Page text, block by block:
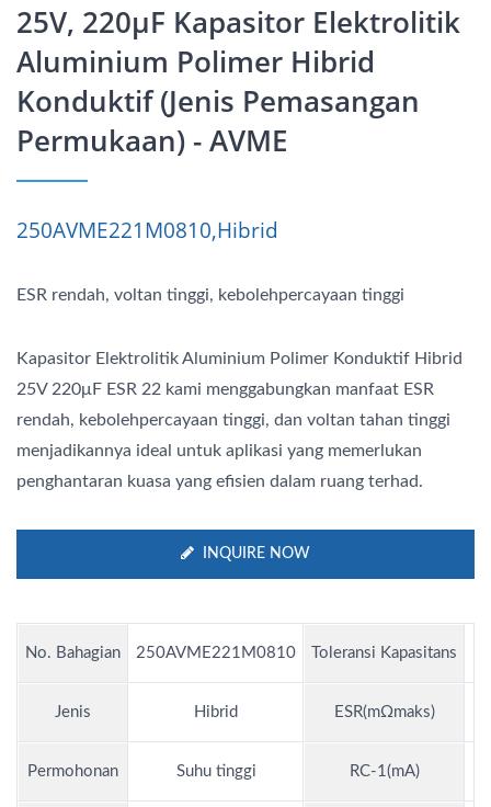
25V, 220μF Kapasitor Elektrolitik
Aluminium Polimer Hibrid
Konduktif (Jenis Pemasangan
Permukaan) - AVME
250AVME221M0810,Hibrid
ESR rendah, voltan tinggi, kebolehpercayaan tinggi
Kapasitor Elektrolitik Aluminium Polimer Konduktif Hibrid
25V 220μF ESR 22 kami menggabungkan manfaat ESR
rendah, kebolehpercayaan tinggi, dan voltan tahan tinggi
menjadikannya ideal untuk aplikasi yang memerlukan
penghantaran kuasa yang efisien dalam ruang terhad.
INQUIRE NOW
No. Bahagian 250AVME221M0810 Toleransi Kapasitans
Jenis Hibrid ESR(mΩmaks)
Permohonan Suhu tinggi RC-1(mA)